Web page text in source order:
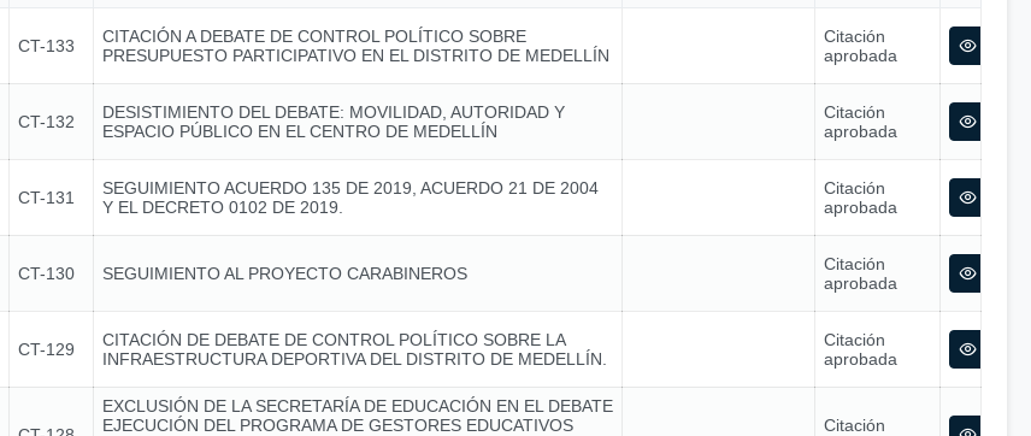
CT-133
CITACIÓN A DEBATE DE CONTROL POLÍTICO SOBRE
PRESUPUESTO PARTICIPATIVO EN EL DISTRITO DE MEDELLÍN
Citación
aprobada
CT-132
DESISTIMIENTO DEL DEBATE: MOVILIDAD, AUTORIDAD Y
ESPACIO PÚBLICO EN EL CENTRO DE MEDELLÍN
Citación
aprobada
CT-131
SEGUIMIENTO ACUERDO 135 DE 2019, ACUERDO 21 DE 2004
Y EL DECRETO 0102 DE 2019.
Citación
aprobada
CT-130 SEGUIMIENTO AL PROYECTO CARABINEROS
Citación
aprobada
CT-129
CITACIÓN DE DEBATE DE CONTROL POLÍTICO SOBRE LA
INFRAESTRUCTURA DEPORTIVA DEL DISTRITO DE MEDELLÍN.
Citación
aprobada
EXCLUSIÓN DE LA SECRETARÍA DE EDUCACIÓN EN EL DEBATE
EJECUCIÓN DEL PROGRAMA DE GESTORES EDUCATIVOS
Citación